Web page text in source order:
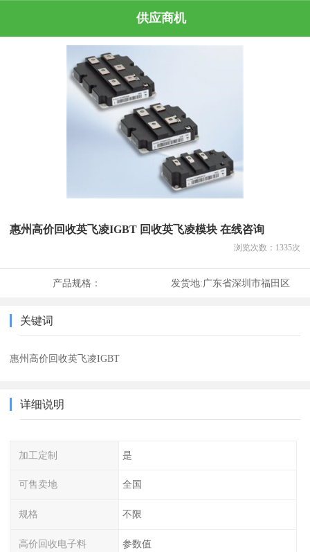
供应商机
惠州高价回收英飞凌IGBT 回收英飞凌模块 在线咨询
浏览次数： 1335次
产品规格： 发货地:广东省深圳市福田区
关键词
惠州高价回收英飞凌IGBT
详细说明
加工定制 是
可售卖地 全国
规格 不限
高价回收电子料 参数值